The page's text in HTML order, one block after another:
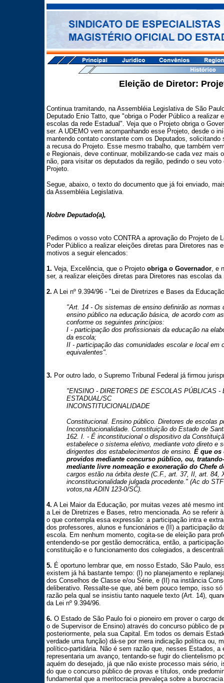
Eleição de Diretor:
Continua tramitando, na Assembléia Legislativa de São
Deputado Enio Tatto, que "obriga o Poder Público a realizar
escolas da rede Estadual". Veja que o Projeto obriga o
ser. A UDEMO vem acompanhando esse Projeto, desde o
mantendo contato constante com os Deputados, solicitando
a recusa do Projeto. Esse mesmo trabalho, que também
e Regionais, deve continuar, mobilizando-se cada vez mais
não, para visitar os deputados da região, pedindo o seu
Projeto.
Segue, abaixo, o texto do documento que já foi enviado,
da Assembléia Legislativa.
Nobre Deputado(a),
Pedimos o vosso voto CONTRA a aprovação do Projeto de
Poder Público a realizar eleições diretas para Diretores nas
motivos a seguir elencados:
1. Veja, Excelência, que o Projeto obriga o Governador, e
ser, a realizar eleições diretas para Diretores nas escolas da
2. A Lei nº 9.394/96 - "Lei de Diretrizes e Bases da
"Art. 14 - Os sistemas de ensino definirão as normas
ensino público na educação básica, de acordo com
conforme os seguintes princípios:
I - participação dos profissionais da educação na
da escola;
II - participação das comunidades escolar e local em
equivalentes".
3. Por outro lado, o Supremo Tribunal Federal já firmou
"ENSINO - DIRETORES DE ESCOLAS PÚBLICAS -
ESTADUAL/SC
INCONSTITUCIONALIDADE
Constitucional. Ensino público. Diretores de escolas
Inconstitucionalidade. Constituição do Estado de
162. I. - É inconstitucional o dispositivo da
estabelece o sistema eletivo, mediante voto direto e
dirigentes dos estabelecimentos de ensino. É que os
providos mediante concurso público, ou,
mediante livre nomeação e exoneração do Chefe
cargos estão na órbita deste (C.F., art. 37, II, art. 84,
inconstitucionalidade julgada procedente." (Ac do
votos,na ADIN 123-0/SC).
4. A Lei Maior da Educação, por muitas vezes até mesmo
a Lei de Diretrizes e Bases, retro mencionada. Ao se referir
o que contempla essa expressão: a participação intra e
dos professores, alunos e funcionários e (II) a participação
escola. Em nenhum momento, cogita-se de eleição para
entendendo-se por gestão democrática, então, a
constituição e o funcionamento dos colegiados, a
5. É oportuno lembrar que, em nosso Estado, São Paulo,
existem já há bastante tempo: (I) no planejamento e
dos Conselhos de Classe e/ou Série, e (II) na instância
deliberativo. Ressalte-se que, até bem pouco tempo, isso
razão pela qual se insistiu tanto naquele texto (Art. 14),
da Lei nº 9.394/96.
6. O Estado de São Paulo foi o pioneiro em prover o cargo
o de Supervisor de Ensino) através do concurso público de
posteriormente, pela sua Capital. Em todos os demais
verdade uma função) dá-se por mera indicação política ou,
político-partidária. Não é sem razão que, nesses Estados, a
representaria um avanço, tentando-se fugir do clientelismo
aquém do desejado, já que não existe processo mais sério,
do que o concurso público de provas e títulos, onde
fundamental que a meritocracia prevaleça sobre a